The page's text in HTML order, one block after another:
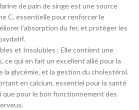
de pain de singe est une source
C, essentielle pour renforcer le
l’absorption du fer, et protéger les
et Insolubles : Elle contient une
ce qui en fait un excellent allié pour la
la glycémie, et la gestion du cholestérol.
en calcium, essentiel pour la santé
que pour le bon fonctionnement des